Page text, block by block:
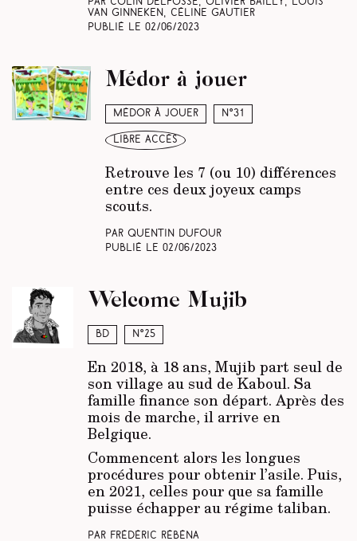
Van Ginneken, Céline Gautier
Publié le 02/06/2023
Médor à jouer N°31
libre accès
Médor à jouer
Retrouve les 7 (ou 10) différences
entre ces deux joyeux camps
scouts.
Par Quentin Dufour
Publié le02/06/2023
BD N°25
Welcome Mujib
En 2018, à 18 ans, Mujib part seul de
son village au sud de Kaboul. Sa
famille finance son départ. Après des
mois de marche, il arrive en
Belgique.
Commencent alors les longues
procédures pour obtenir l’asile. Puis,
en 2021, celles pour que sa famille
puisse échapper au régime taliban.
Par Frédéric Rébéna